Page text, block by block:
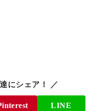
にシェア！ ／
LINE